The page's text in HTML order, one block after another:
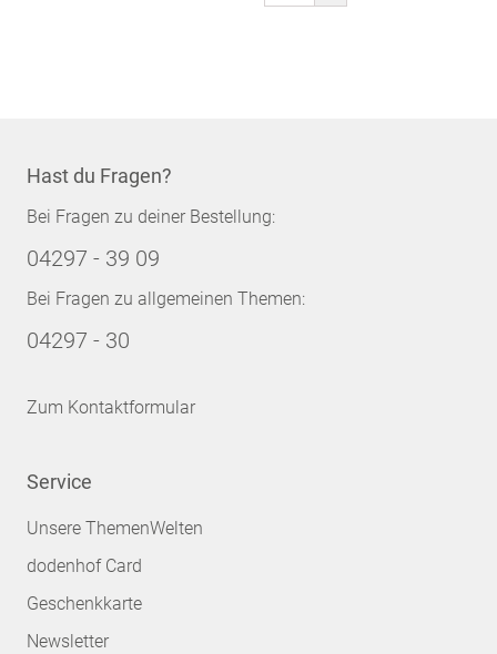
Hast du Fragen?
Bei Fragen zu deiner Bestellung:
04297 - 39 09
Bei Fragen zu allgemeinen Themen:
04297 - 30
Zum Kontaktformular
Service
Unsere ThemenWelten
dodenhof Card
Geschenkkarte
Newsletter